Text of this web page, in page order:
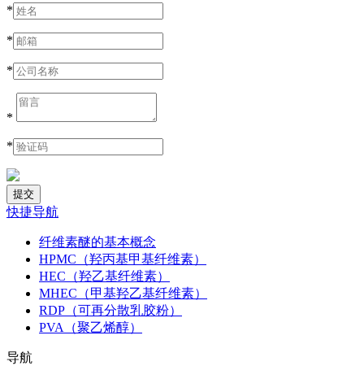
*
*
*
*
*
快捷导航
纤维素醚的基本概念
HPMC（羟丙基甲基纤维素）
HEC（羟乙基纤维素）
MHEC（甲基羟乙基纤维素）
RDP（可再分散乳胶粉）
PVA（聚乙烯醇）
导航